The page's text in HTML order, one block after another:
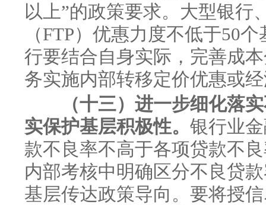
以上”的政策要求。大型银行
（FTP）优惠力度不低于50
行要结合自身实际，完善成
务实施内部转移定价优惠或
（十三）进一步细化落实
实保护基层积极性。 银行业
款不良率不高于各项贷款不
内部考核中明确区分不良贷
基层传达政策导向。要将授